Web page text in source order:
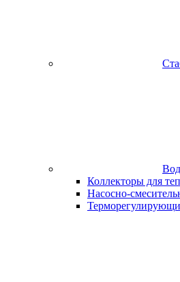
Коллекторы для
Насосно-